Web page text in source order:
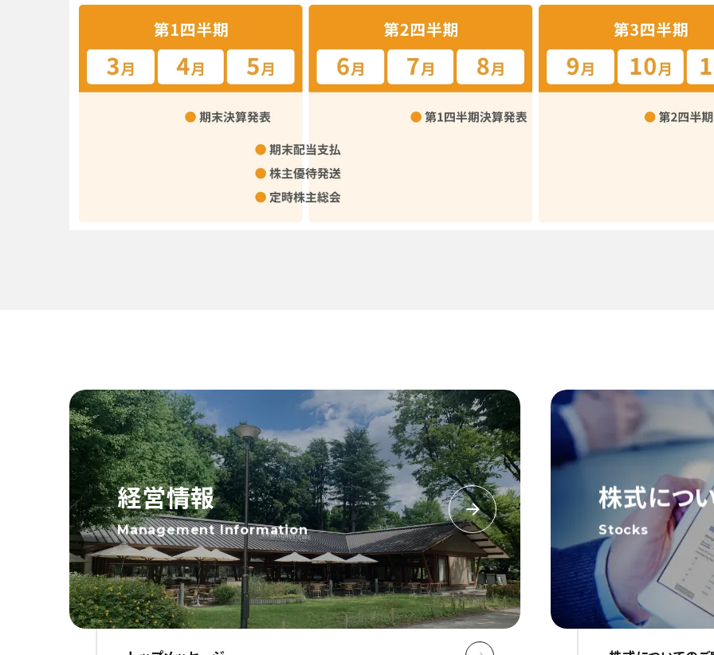
経営情報
Management Information
株式につ
Stocks